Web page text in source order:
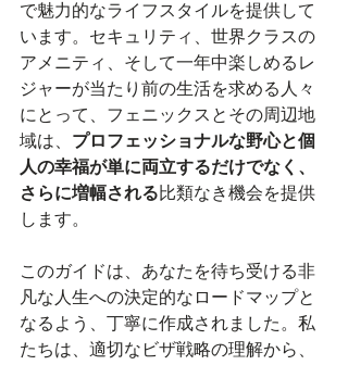
で魅力的なライフスタイルを提供して
います。セキュリティ、世界クラスの
アメニティ、そして一年中楽しめるレ
ジャーが当たり前の生活を求める人々
にとって、フェニックスとその周辺地
域は、 プロフェッショナルな野心と個
人の幸福が単に両立するだけでなく、
さらに増幅される比類なき機会を提供
します。
このガイドは、あなたを待ち受ける非
凡な人生への決定的なロードマップと
なるよう、丁寧に作成されました。私
たちは、適切なビザ戦略の理解から、